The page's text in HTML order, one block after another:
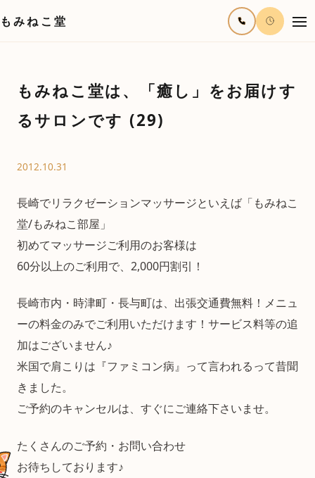
もみねこ堂
もみねこ堂は、「癒し」をお届けす
るサロンです (29)
2012.10.31
長崎でリラクゼーションマッサージといえば「もみねこ
堂/もみねこ部屋」
初めてマッサージご利用のお客様は
60分以上のご利用で、2,000円割引！
長崎市内・時津町・長与町は、出張交通費無料！メニュ
ーの料金のみでご利用いただけます！サービス料等の追
加はございません♪
米国で肩こりは『ファミコン病』って言われるって昔聞
きました。
ご予約のキャンセルは、すぐにご連絡下さいませ。
たくさんのご予約・お問い合わせ
お待ちしております♪